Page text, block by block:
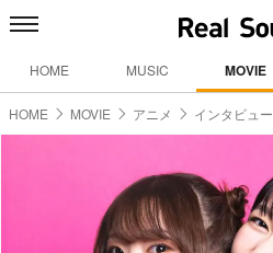
HOME MUSIC MOVIE
HOME MOVIE アニメ インタビュー